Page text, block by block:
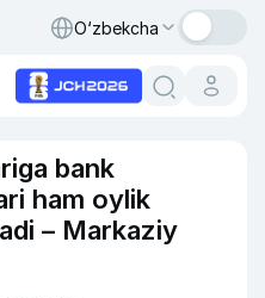
O‘zbekcha
bank
ham oylik
– Markaziy